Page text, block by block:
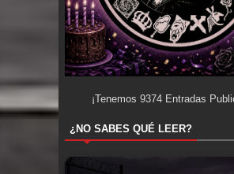
¡Tenemos 9374Entradas
¿NO SABES QUÉ LEER?